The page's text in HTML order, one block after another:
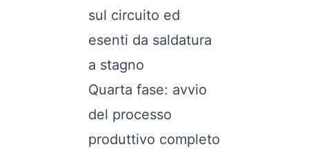
sul circuito ed
esenti da saldatura
a stagno
Quarta fase: avvio
del processo
produttivo completo